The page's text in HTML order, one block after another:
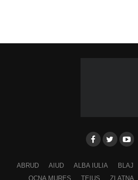
ABRUD AIUD ALBA IULIA BLAJ
OCNA MURES
TEIUS ZLATNA